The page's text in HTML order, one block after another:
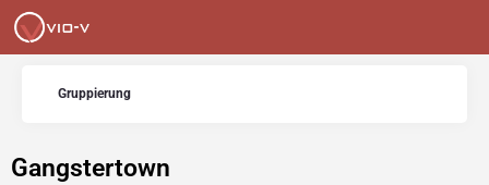
Gruppierung
Gangstertown